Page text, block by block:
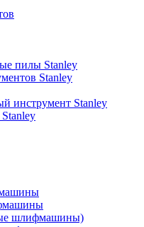
пилы Stanley
Stanley
инструмент Stanley
шлифмашины)